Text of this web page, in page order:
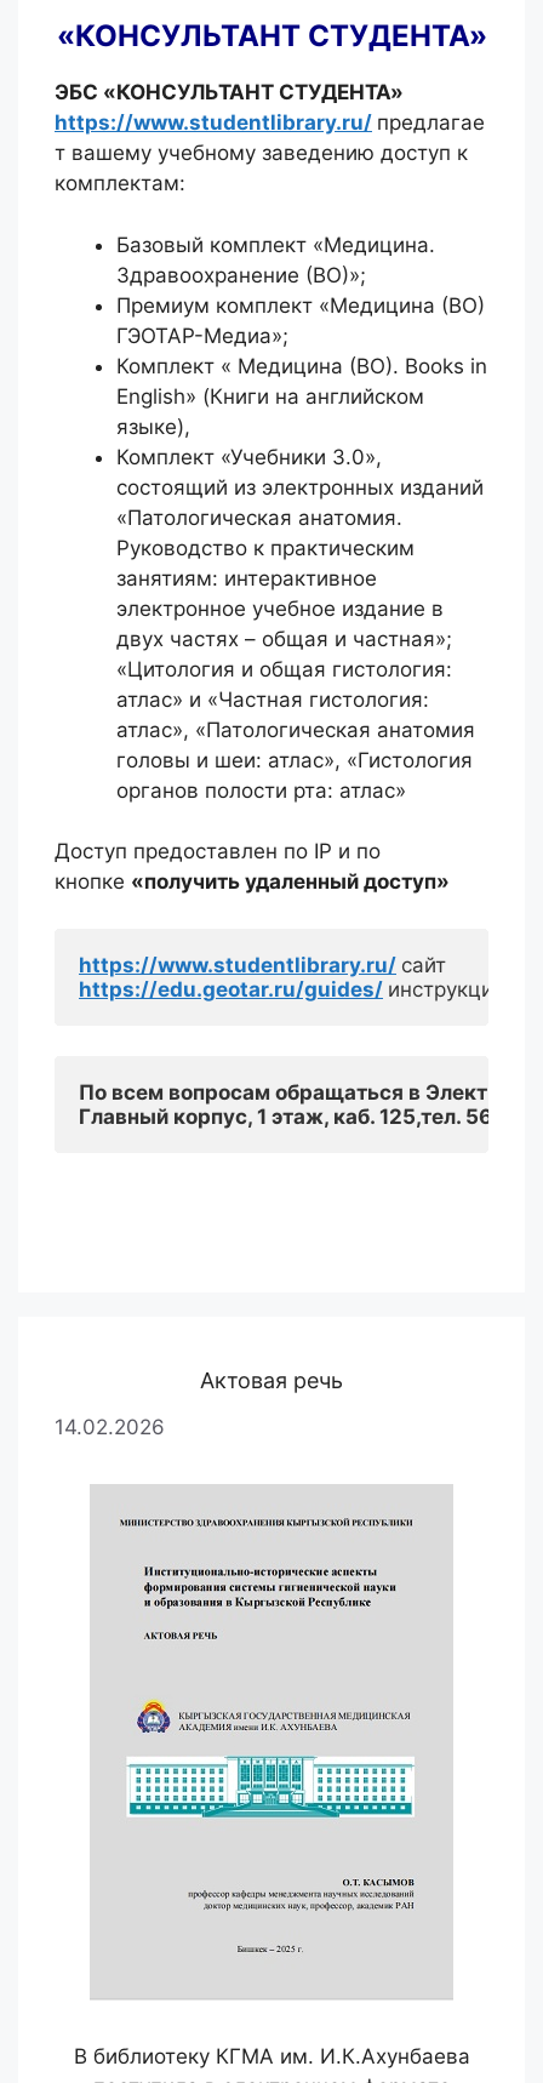
«КОНСУЛЬТАНТ СТУДЕНТА»
ЭБС «КОНСУЛЬТАНТ СТУДЕНТА»
https://www.studentlibrary.ru/ предлагае
т вашему учебному заведению доступ к
комплектам:
Базовый комплект «Медицина.
Здравоохранение (ВО)»;
Премиум комплект «Медицина (ВО)
ГЭОТАР-Медиа»;
Комплект « Медицина (ВО). Books in
English» (Книги на английском
языке),
Комплект «Учебники 3.0»,
состоящий из электронных изданий
«Патологическая анатомия.
Руководство к практическим
занятиям: интерактивное
электронное учебное издание в
двух частях – общая и частная»;
«Цитология и общая гистология:
атлас» и «Частная гистология:
атлас», «Патологическая анатомия
головы и шеи: атлас», «Гистология
органов полости рта: атлас»
Доступ предоставлен по IP и по
кнопке «получить удаленный доступ»
https://www.studentlibrary.ru/
https://edu.geotar.ru/guides/ инструкции
По всем вопросам обращаться в
Главный корпус, 1 этаж, каб. 125,тел. 56-58-
Актовая речь
14.02.2026
В библиотеку КГМА им. И.К.Ахунбаева